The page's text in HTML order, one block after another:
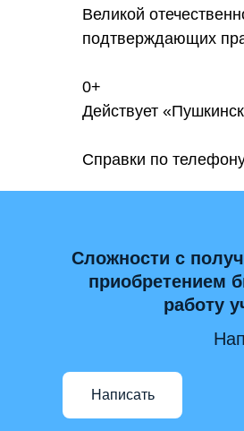
Великой
подтверждающих
0+
Действует
Справки по
Сложности с
приобретением
работу
Написать